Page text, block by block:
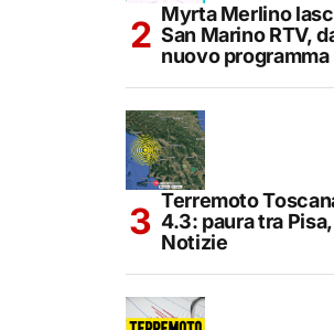
Myrta Merlino
San Marino RTV,
nuovo programma
Terremoto
4.3: paura tra
Notizie